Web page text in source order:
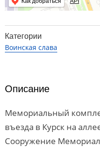
Категории
Воинская слава
Описание
Мемориальный
въезда в Курск на
Сооружение